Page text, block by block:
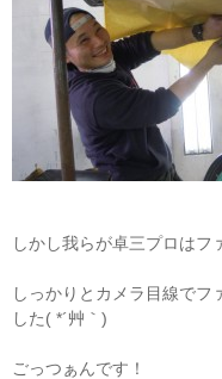
しかし我らが卓三プロはフ
しっかりとカメラ目線でフ
した( *´艸｀)
ごっつぁんです！